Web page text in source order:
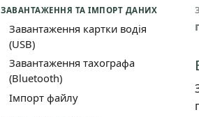
ЗАВАНТАЖЕННЯ ТА ІМПОРТ ДАНИХ
Завантаження картки водія
(USB)
Завантаження тахографа
(Bluetooth)
Імпорт файлу